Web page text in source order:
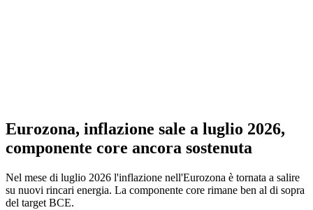
Eurozona, inflazione sale a luglio 2026,
componente core ancora sostenuta
Nel mese di luglio 2026 l'inflazione nell'Eurozona è tornata a salire
su nuovi rincari energia. La componente core rimane ben al di sopra
del target BCE.